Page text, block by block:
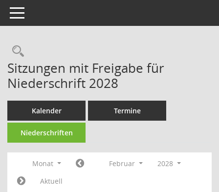
Toggle navigation
Rechercheauswahl
Sitzungen mit Freigabe für
Niederschrift 2028
Kalender Termine
Niederschriften
Monat Februar
2028
Aktuell